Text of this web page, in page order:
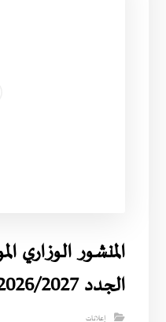
المنشور الوزاري
الجدد 2026/2027
إعلانات